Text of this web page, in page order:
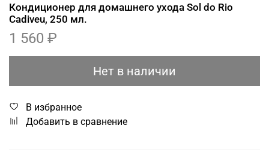
Кондиционер для домашнего ухода Sol do Rio
Cadiveu, 250 мл.
1 560 ₽
Нет в наличии
В избранное
Добавить в сравнение